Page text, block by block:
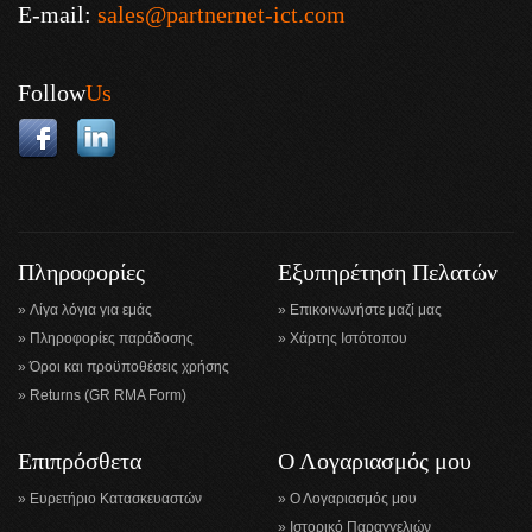
E-mail: sales@partnernet-ict.com
FollowUs
Πληροφορίες
Λίγα λόγια για εμάς
Πληροφορίες παράδοσης
Όροι και προϋποθέσεις χρήσης
Returns (GR RMA Form)
Εξυπηρέτηση Πελατών
Επικοινωνήστε μαζί μας
Χάρτης Ιστότοπου
Επιπρόσθετα
Ευρετήριο Κατασκευαστών
Ο Λογαριασμός μου
Ο Λογαριασμός μου
Ιστορικό Παραγγελιών